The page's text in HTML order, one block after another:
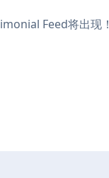
Feed将出现！